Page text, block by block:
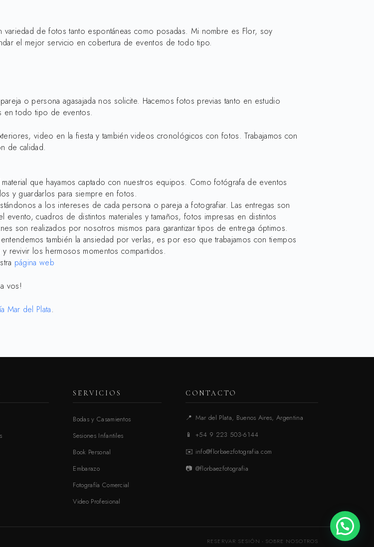
de fotos tanto espontáneas como posadas. Mi nombre es Flor, soy
el mejor servicio en cobertura de eventos de todo tipo.
o persona agasajada nos solicite. Hacemos fotos previas tanto en estudio
en todo tipo de eventos.
video en la fiesta y también videos cronológicos con fotos. Trabajamos con
de calidad.
que hayamos captado con nuestros equipos. Como fotógrafa de eventos
y guardarlos para siempre en fotos.
a los intereses de cada persona o pareja a fotografiar. Las entregas son
cuadros de distintos materiales y tamaños, fotos impresas en distintos
son realizados por nosotros mismos para garantizar tipos de entrega óptimos.
también la ansiedad por verlas, es por eso que trabajamos con tiempos
revivir los hermosos momentos compartidos.
página web
vos!
Mar del Plata.
SERVICIOS
Bodas y Casamientos
Sesiones Infantiles
Book Personal
Embarazo
Fotografía Comercial
Video Profesional
CONTACTO
📍 Mar del Plata, Buenos Aires, Argentina
📱
+54 9 223 503-6144
✉️ info@florbaezfotografia.com
📷 @florbaezfotografia
RESERVAR SESIÓN · SOBRE NOSOTROS